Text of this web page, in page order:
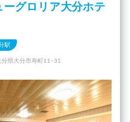
ーグロリア大分ホテ
駅
県大分市寿町11−31